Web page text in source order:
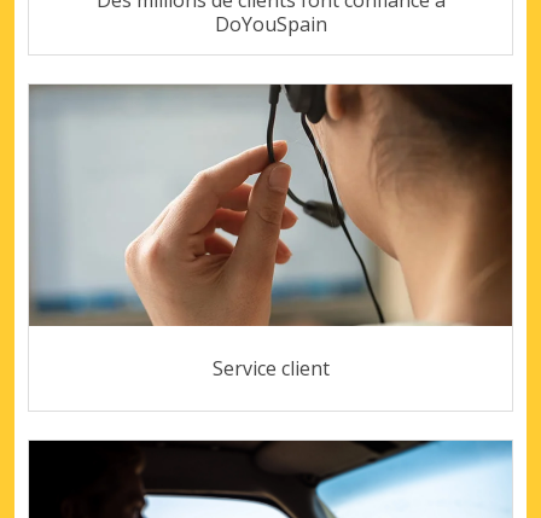
DoYouSpain
Service client